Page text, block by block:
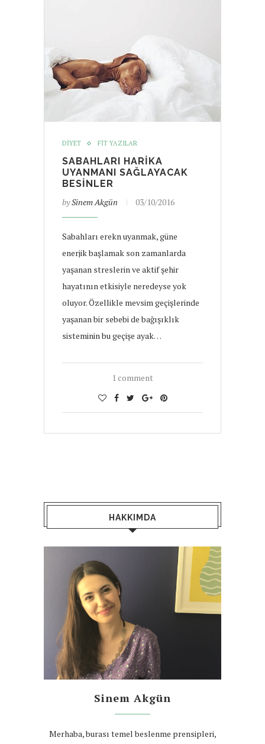
DIYET FIT YAZILAR
SABAHLARI HARIKA
UYANMANI SAĞLAYACAK
BESINLER
bySinem Akgün 03/10/2016
Sabahları erekn uyanmak, güne
enerjik başlamak son zamanlarda
yaşanan streslerin ve aktif şehir
hayatının etkisiyle neredeyse yok
oluyor. Özellikle mevsim geçişlerinde
yaşanan bir sebebi de bağışıklık
sisteminin bu geçişe ayak…
1 comment
HAKKIMDA
Sinem Akgün
Merhaba, burası temel beslenme prensipleri,